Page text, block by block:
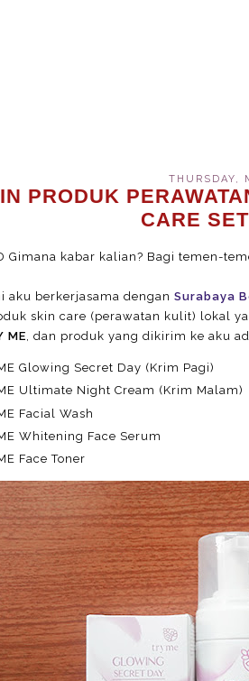
THURSDAY,
PRODUK
CARE
Gimana kabar kalian? Bagi temen-
aku berkerjasama dengan Surabaya
skin care (perawatan kulit) lokal
ME, dan produk yang dikirim ke aku
Glowing Secret Day (Krim Pagi)
Ultimate Night Cream (Krim Malam)
Facial Wash
Whitening Face Serum
Face Toner